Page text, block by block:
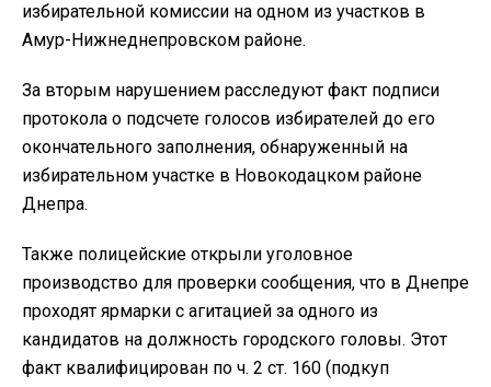
избирательной комиссии на одном из участков в
Амур-Нижнеднепровском районе.
За вторым нарушением расследуют факт подписи
протокола о подсчете голосов избирателей до его
окончательного заполнения, обнаруженный на
избирательном участке в Новокодацком районе
Днепра.
Также полицейские открыли уголовное
производство для проверки сообщения, что в Днепре
проходят ярмарки с агитацией за одного из
кандидатов на должность городского головы. Этот
факт квалифицирован по ч. 2 ст. 160 (подкуп